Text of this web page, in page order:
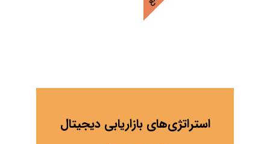
استراتژی‌های بازاریابی دیجیتال